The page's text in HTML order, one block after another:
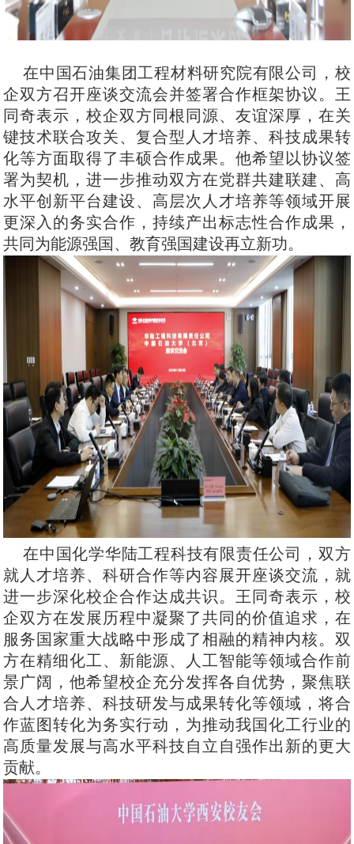
在中国石油集团工程材料研究院有限公司，校
企双方召开座谈交流会并签署合作框架协议。王
同奇表示，校企双方同根同源、友谊深厚，在关
键技术联合攻关、复合型人才培养、科技成果转
化等方面取得了丰硕合作成果。他希望以协议签
署为契机，进一步推动双方在党群共建联建、高
水平创新平台建设、高层次人才培养等领域开展
更深入的务实合作，持续产出标志性合作成果，
共同为能源强国、教育强国建设再立新功。
在中国化学华陆工程科技有限责任公司，双方
就人才培养、科研合作等内容展开座谈交流，就
进一步深化校企合作达成共识。王同奇表示，校
企双方在发展历程中凝聚了共同的价值追求，在
服务国家重大战略中形成了相融的精神内核。双
方在精细化工、新能源、人工智能等领域合作前
景广阔，他希望校企充分发挥各自优势，聚焦联
合人才培养、科技研发与成果转化等领域，将合
作蓝图转化为务实行动，为推动我国化工行业的
高质量发展与高水平科技自立自强作出新的更大
贡献。